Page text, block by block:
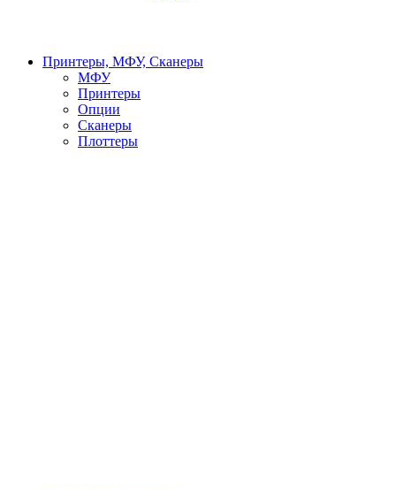
Принтеры, МФУ, Сканеры
МФУ
Принтеры
Опции
Сканеры
Плоттеры